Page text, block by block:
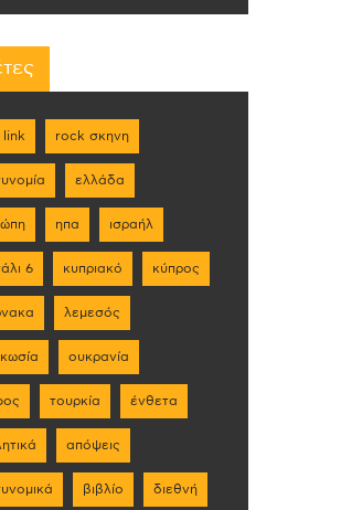
link rock σκηνη
ελλάδα
ηπα ισραήλ
6 κυπριακό κύπρος
λεμεσός
ουκρανία
τουρκία ένθετα
απόψεις
βιβλίο διεθνή